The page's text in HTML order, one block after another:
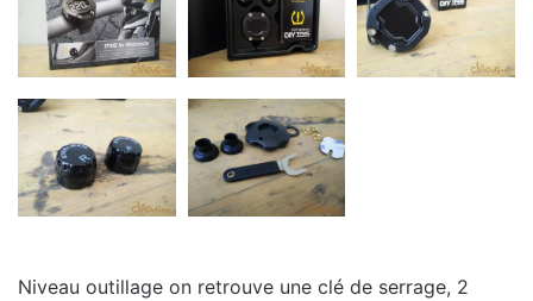
Niveau outillage on retrouve une clé de serrage, 2